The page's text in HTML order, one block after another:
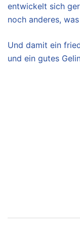
entwickelt sich
noch anderes,
Und damit ein
und ein gutes